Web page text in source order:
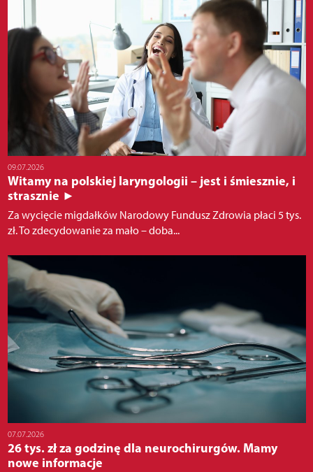
09.07.2026
Witamy na polskiej laryngologii – jest i śmiesznie, i
strasznie ►
Za wycięcie migdałków Narodowy Fundusz Zdrowia płaci 5 tys.
zł. To zdecydowanie za mało – doba...
07.07.2026
26 tys. zł za godzinę dla neurochirurgów. Mamy
nowe informacje